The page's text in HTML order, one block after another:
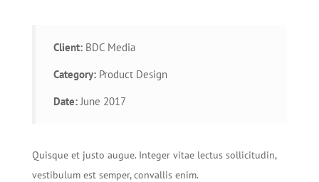
Client:BDC Media
Category:Product Design
Date:June 2017
Quisque et justo augue. Integer vitae lectus sollicitudin,
vestibulum est semper, convallis enim.